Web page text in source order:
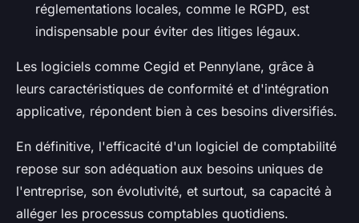
réglementations locales, comme le RGPD, est
indispensable pour éviter des litiges légaux.
Les logiciels comme Cegid et Pennylane, grâce à
leurs caractéristiques de conformité et d'intégration
applicative, répondent bien à ces besoins diversifiés.
En définitive, l'efficacité d'un logiciel de comptabilité
repose sur son adéquation aux besoins uniques de
l'entreprise, son évolutivité, et surtout, sa capacité à
alléger les processus comptables quotidiens.